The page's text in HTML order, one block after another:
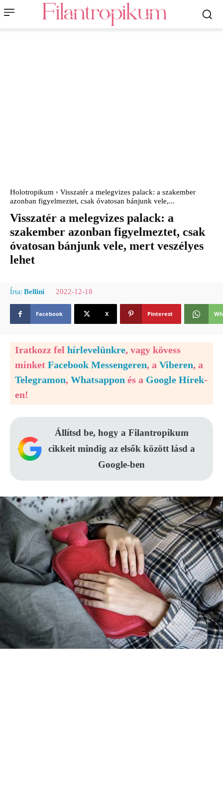
Holotropikum
Visszatér a melegvizes palack: a szakember
azonban figyelmeztet, csak óvatosan bánjunk vele,...
Visszatér a melegvizes palack: a
szakember azonban figyelmeztet, csak
óvatosan bánjunk vele, mert veszélyes
lehet
Írta: Bellini 2022-12-18
Facebook X Pinterest
Iratkozz fel hírlevelünkre, vagy kövess
minket Facebook Messengeren, a Viberen, a
Telegramon, Whatsappon és a Google Hírek-
en!
Állítsd be, hogy a Filantropikum
cikkeit mindig az elsők között lásd a
Google-ben